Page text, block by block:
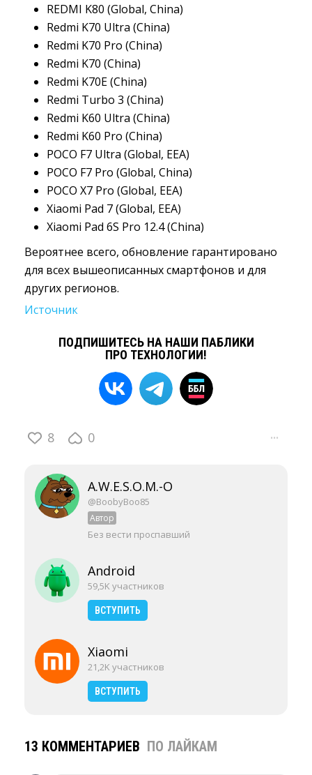
REDMI K80 (Global, China)
Redmi K70 Ultra (China)
Redmi K70 Pro (China)
Redmi K70 (China)
Redmi K70E (China)
Redmi Turbo 3 (China)
Redmi K60 Ultra (China)
Redmi K60 Pro (China)
POCO F7 Ultra (Global, EEA)
POCO F7 Pro (Global, China)
POCO X7 Pro (Global, EEA)
Xiaomi Pad 7 (Global, EEA)
Xiaomi Pad 6S Pro 12.4 (China)
Вероятнее всего, обновление гарантировано
для всех вышеописанных смартфонов и для
других регионов.
Источник
ПОДПИШИТЕСЬ НА НАШИ ПАБЛИКИ
ПРО ТЕХНОЛОГИИ!
8 0 ···
A.W.E.S.O.M.-O
@BoobyBoo85
Автор
Без вести проспавший
Android
59,5K участников
ВСТУПИТЬ
Xiaomi
21,2K участников
ВСТУПИТЬ
13 КОММЕНТАРИЕВ ПО ЛАЙКАМ